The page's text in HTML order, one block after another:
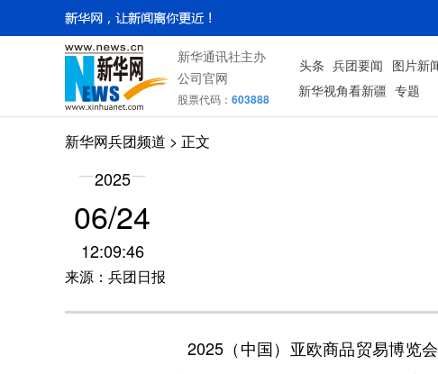
新华通讯社主办
公司官网
股票代码： 603888
头条 兵团要闻 图片新
新华视角看新疆 专题
新华网兵团频道 > 正文
2025
06/24
12:09:46
来源：兵团日报
2025（中国）亚欧商品贸易博览会